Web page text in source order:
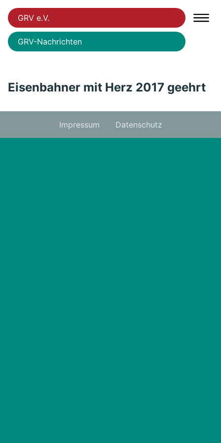
GRV e.V.
GRV-Nachrichten
Eisenbahner mit Herz 2017 geehrt
Impressum Datenschutz